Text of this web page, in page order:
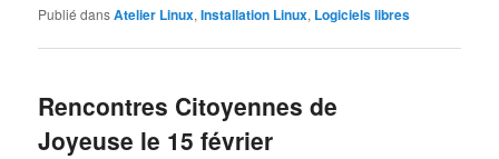
Publié dansAtelier Linux,Installation Linux, Logiciels libres
Rencontres Citoyennes de
Joyeuse le 15 février